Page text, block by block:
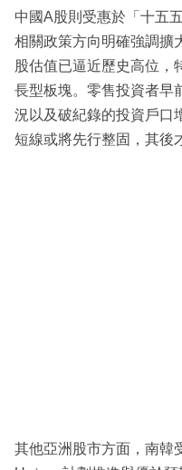
中國A股則受惠於「十五
相關政策方向明確強調擴
股估值已逼近歷史高位，
長型板塊。零售投資者早
況以及破紀錄的投資戶口
短線或將先行整固，其後
其他亞洲股市方面，南韓